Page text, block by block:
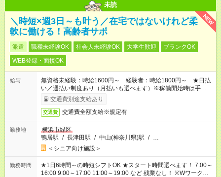
未読
NEW
＼時短×週3日～も叶う／在宅ではないけれど柔
軟に働ける！高齢者サポ
派遣 職種未経験OK 社会人未経験OK 大学生歓迎
ブランクOK
WEB登録・面接OK
給与
無資格未経験：時給1600円～ 経験者：時給1800円～ ★日払
い／週払い制度あり（月払いも選べます）※稼働開始時は手続き
完了次第のお支払いとなります。
交通費別途支給あり
交通費 交通費全額支給※規定有
勤務地
横浜市緑区
鴨居駅 / 長津田駅 / 中山(神奈川県)駅 / …
＜シニア向け施設＞
勤務時間
★1日6時間～の時短シフトOK ★スタート時間選べます！ 7:00～
16:00 9:00～17:00 11:00～19:00 など 残業なし！ ※Wワークの